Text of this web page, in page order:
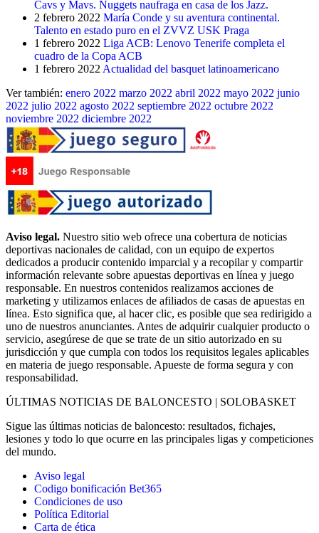
Cavs y Mavs. Nuggets naufraga en casa de los Jazz.
2 febrero 2022 María Conde y su aventura continental.
Talento en estado puro en el ZVVZ USK Praga
1 febrero 2022 Liga ACB: Lenovo Tenerife completa el
cuadro de la Copa ACB
1 febrero 2022 Actualidad del basquet latinoamericano
Ver también: enero 2022 marzo 2022 abril 2022 mayo 2022 junio
2022 julio 2022 agosto 2022 septiembre 2022 octubre 2022
noviembre 2022 diciembre 2022
Aviso legal. Nuestro sitio web ofrece una cobertura de noticias
deportivas nacionales de calidad, con un equipo de expertos
dedicados a producir contenido imparcial y a recopilar y compartir
información relevante sobre apuestas deportivas en línea y juego
responsable. En nuestros contenidos realizamos acciones de
marketing y utilizamos enlaces de afiliados de casas de apuestas en
línea. Esto significa que, al hacer clic, es posible que sea redirigido a
uno de nuestros anunciantes. Antes de adquirir cualquier producto o
servicio, asegúrese de que se trate de un sitio autorizado en su
jurisdicción y que cumpla con todos los requisitos legales aplicables
en materia de juego responsable. Apueste de forma segura y con
responsabilidad.
ÚLTIMAS NOTICIAS DE BALONCESTO | SOLOBASKET
Sigue las últimas noticias de baloncesto: resultados, fichajes,
lesiones y todo lo que ocurre en las principales ligas y competiciones
del mundo.
Aviso legal
Codigo bonificación Bet365
Condiciones de uso
Política Editorial
Carta de ética